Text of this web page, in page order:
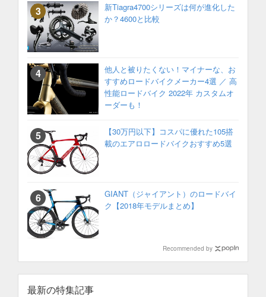
新Tiagra4700シリーズは何が進化した
か？4600と比較
他人と被りたくない！マイナーな、お
すすめロードバイクメーカー4選 ／ 高
性能ロードバイク 2022年 カスタムオ
ーダーも！
【30万円以下】コスパに優れた105搭
載のエアロロードバイクおすすめ5選
GIANT（ジャイアント）のロードバイ
ク【2018年モデルまとめ】
Recommended by
最新の特集記事